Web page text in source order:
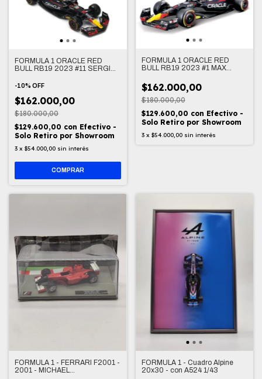
FORMULA 1 ORACLE RED
BULL RB19 2023 #11 SERGIO
-10% OFF
$162.000,00
$180.000,00
$129.600,00 con Efectivo -
Solo Retiro por Showroom
3 x $54.000,00 sin interés
FORMULA 1 ORACLE RED
BULL RB19 2023 #1 MAX
$162.000,00
$180.000,00
$129.600,00 con Efectivo -
Solo Retiro por Showroom
3 x $54.000,00 sin interés
FORMULA 1 - FERRARI F2001 -
2001 - MICHAEL
FORMULA 1 - Cuadro Alpine
20x30 - con A524 1/43